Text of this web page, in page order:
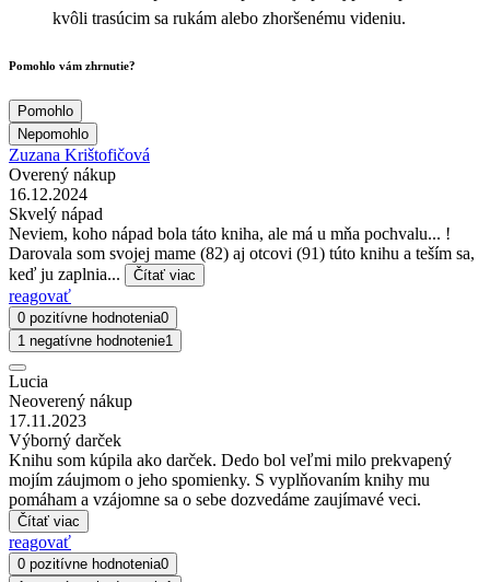
kvôli trasúcim sa rukám alebo zhoršenému videniu.
Pomohlo vám zhrnutie?
Pomohlo
Nepomohlo
Zuzana Krištofičová
Overený nákup
16.12.2024
Skvelý nápad
Neviem, koho nápad bola táto kniha, ale má u mňa pochvalu... !
Darovala som svojej mame (82) aj otcovi (91) túto knihu a teším sa,
keď ju zaplnia...
Čítať viac
reagovať
0 pozitívne hodnotenia0
1 negatívne hodnotenie1
Lucia
Neoverený nákup
17.11.2023
Výborný darček
Knihu som kúpila ako darček. Dedo bol veľmi milo prekvapený
mojím záujmom o jeho spomienky. S vyplňovaním knihy mu
pomáham a vzájomne sa o sebe dozvedáme zaujímavé veci.
Čítať viac
reagovať
0 pozitívne hodnotenia0